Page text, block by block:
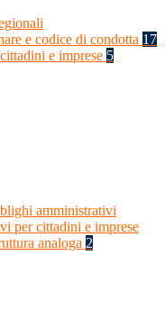
e codice di condotta 17
e imprese 5
amministrativi
per cittadini e imprese
analoga 2